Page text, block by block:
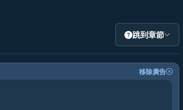
跳到章節
移除廣告